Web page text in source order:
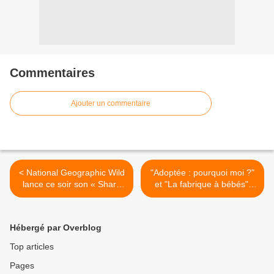
Commentaires
Ajouter un commentaire
< National Geographic Wild
lance ce soir son « Shark
Festival » avec une
"Adoptée : pourquoi moi ?"
et "La fabrique à bébés",
documentaires inédits dans
Hébergé par Overblog
Top articles
Pages